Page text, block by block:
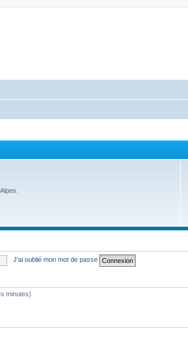
J’ai oublié mon mot de passe
minutes)